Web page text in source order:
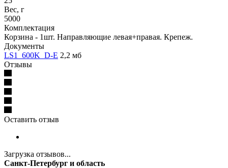
Вес, г
5000
Комплектация
Корзина - 1шт. Направляющие левая+правая. Крепеж.
Документы
LS1_600K_D-Е 2,2 мб
Отзывы
Оставить отзыв
Загрузка отзывов...
Санкт-Петербург и область